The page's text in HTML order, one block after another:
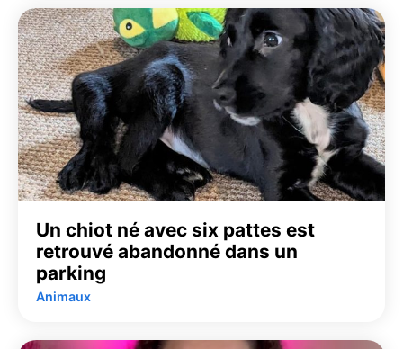
Un chiot né avec six pattes est
retrouvé abandonné dans un
parking
Animaux